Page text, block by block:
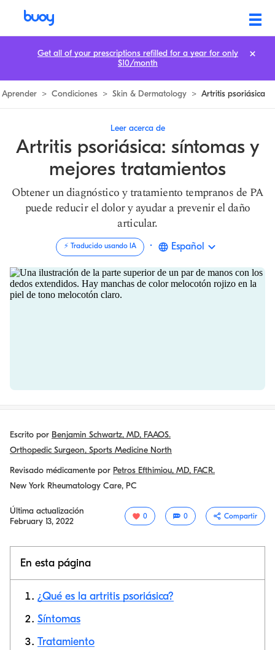
Aprender > Condiciones > Skin & Dermatology > Artritis psoriásica
Leer acerca de
Artritis psoriásica: síntomas y
mejores tratamientos
Obtener un diagnóstico y tratamiento tempranos de PA
puede reducir el dolor y ayudar a prevenir el daño
articular.
⚡️ Traducido usando IA · Español
Escrito por Benjamin Schwartz, MD, FAAOS.
Orthopedic Surgeon, Sports Medicine North
Revisado médicamente por Petros Efthimiou, MD, FACR.
New York Rheumatology Care, PC
Última actualización
February 13, 2022
0 0 Compartir
En esta página
¿Qué es la artritis psoriásica?
Síntomas
Tratamiento
Get all of your prescriptions refilled for a year for only
$10/month